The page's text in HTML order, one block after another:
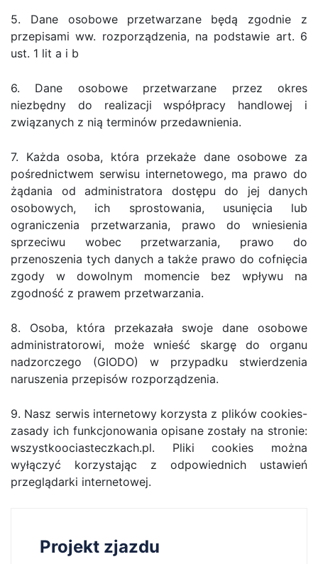
5. Dane osobowe przetwarzane będą zgodnie z
przepisami ww. rozporządzenia, na podstawie art. 6
ust. 1 lit a i b
6. Dane osobowe przetwarzane przez okres
niezbędny do realizacji współpracy handlowej i
związanych z nią terminów przedawnienia.
7. Każda osoba, która przekaże dane osobowe za
pośrednictwem serwisu internetowego, ma prawo do
żądania od administratora dostępu do jej danych
osobowych, ich sprostowania, usunięcia lub
ograniczenia przetwarzania, prawo do wniesienia
sprzeciwu wobec przetwarzania, prawo do
przenoszenia tych danych a także prawo do cofnięcia
zgody w dowolnym momencie bez wpływu na
zgodność z prawem przetwarzania.
8. Osoba, która przekazała swoje dane osobowe
administratorowi, może wnieść skargę do organu
nadzorczego (GIODO) w przypadku stwierdzenia
naruszenia przepisów rozporządzenia.
9. Nasz serwis internetowy korzysta z plików cookies-
zasady ich funkcjonowania opisane zostały na stronie:
wszystkoociasteczkach.pl. Pliki cookies można
wyłączyć korzystając z odpowiednich ustawień
przeglądarki internetowej.
Projekt zjazdu